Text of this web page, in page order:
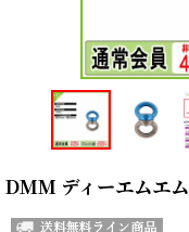
DMM ディーエムエ